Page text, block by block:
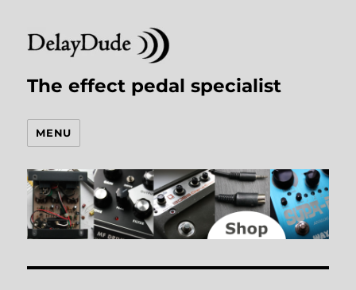
The effect pedal specialist
MENU